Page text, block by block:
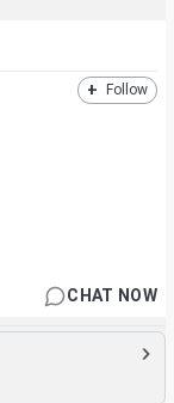
+ Follow
CHAT NOW